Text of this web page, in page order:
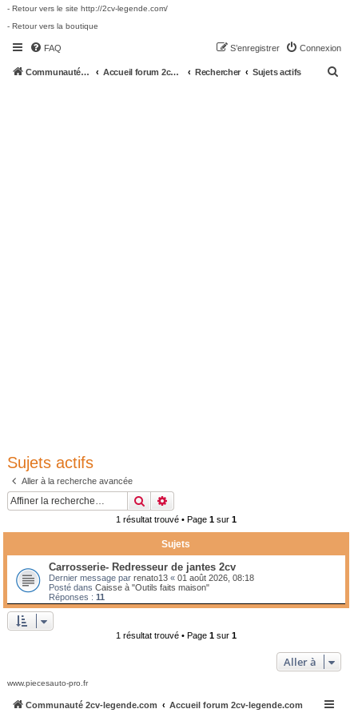
- Retour vers le site http://2cv-legende.com/
- Retour vers la boutique
FAQ Connexion
S’enregistrer
Communauté 2cv-legende.com Accueil forum 2cv-legende.com Rechercher Sujets actifs
Sujets actifs
Aller à la recherche avancée
Rechercher
1 résultat trouvé • Page 1sur 1
Sujets
Carrosserie- Redresseur de jantes 2cv
Dernier message par renato13 « 01 août 2026, 08:18
Posté dans Caisse à "Outils faits maison"
Réponses : 11
1 résultat trouvé • Page 1sur 1
Aller à
www.piecesauto-pro.fr
Communauté 2cv-legende.com Accueil forum 2cv-legende.com